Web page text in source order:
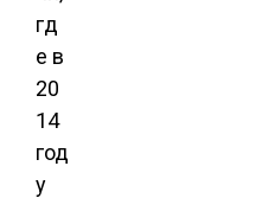
гд
е в
20
14
год
у